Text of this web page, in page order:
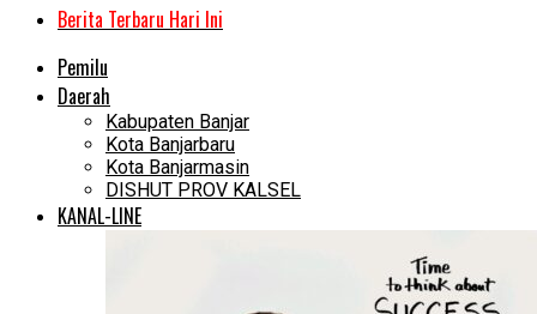
Berita Terbaru Hari Ini
Pemilu
Daerah
Kabupaten Banjar
Kota Banjarbaru
Kota Banjarmasin
DISHUT PROV KALSEL
KANAL-LINE